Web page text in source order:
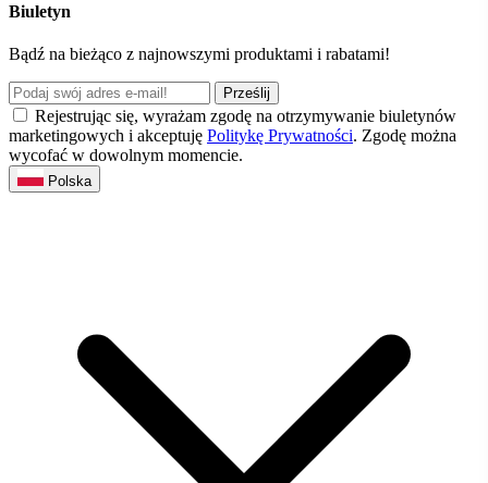
Biuletyn
Bądź na bieżąco z najnowszymi produktami i rabatami!
Prześlij
Rejestrując się, wyrażam zgodę na otrzymywanie biuletynów
marketingowych i akceptuję Politykę Prywatności. Zgodę można
wycofać w dowolnym momencie.
Polska